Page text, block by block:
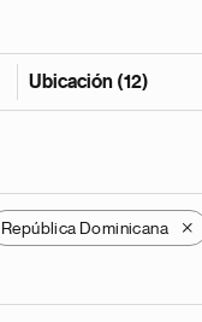
Ubicación (12)
República Dominicana X